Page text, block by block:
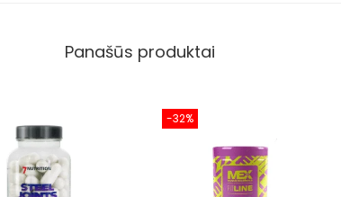
Panašūs produktai
-32%